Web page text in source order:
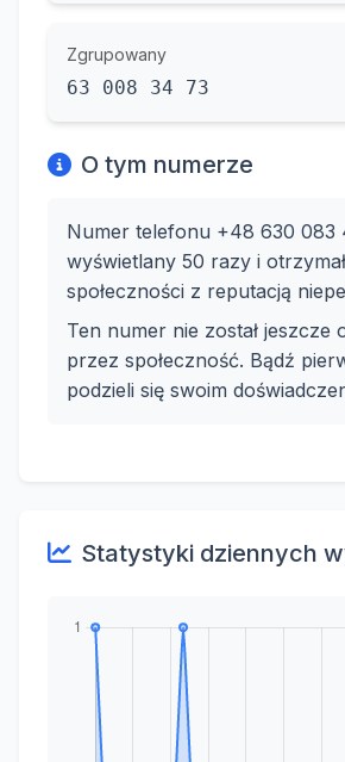
Zgrupowany
63 008 34 73
O tym numerze
Numer telefonu +48 630 083
wyświetlany 50 razy i
społeczności z reputacją
Ten numer nie został jeszcze
przez społeczność. Bądź
podzieli się swoim
Statystyki dziennych